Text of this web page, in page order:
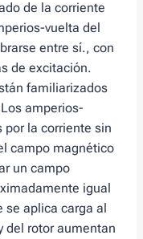
de la corriente
vuelta del
entre sí., con
de excitación.
familiarizados
amperios-
por la corriente sin
campo magnético
un campo
igual
se aplica carga al
del rotor aumentan